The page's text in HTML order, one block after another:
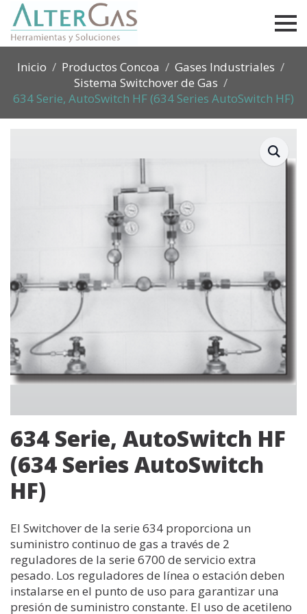
Inicio Productos Concoa
Gases Industriales
Sistema Switchover de Gas
634 Serie, AutoSwitch HF (634 Series AutoSwitch HF)
634 Serie, AutoSwitch HF
(634 Series AutoSwitch
HF)
El Switchover de la serie 634 proporciona un
suministro continuo de gas a través de 2
reguladores de la serie 6700 de servicio extra
pesado. Los reguladores de línea o estación deben
instalarse en el punto de uso para garantizar una
presión de suministro constante. El uso de acetileno